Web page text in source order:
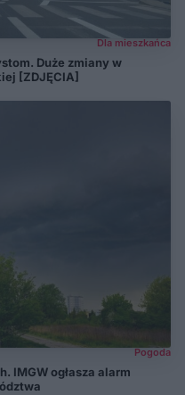
Dla mieszkańca
Duże zmiany w
[ZDJĘCIA]
Pogoda
IMGW ogłasza alarm